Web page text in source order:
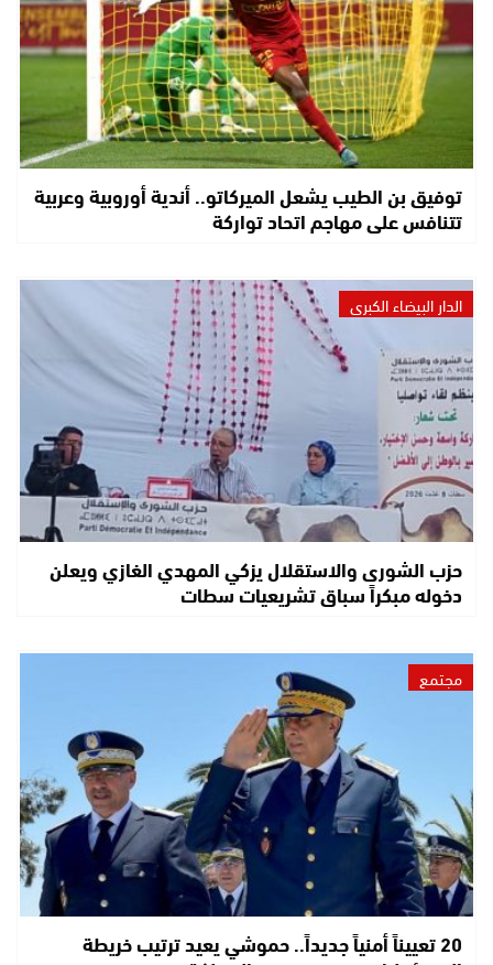
توفيق بن الطيب يشعل الميركاتو.. أندية أوروبية وعربية
تتنافس على مهاجم اتحاد تواركة
الدار البيضاء الكبرى
حزب الشورى والاستقلال يزكي المهدي الغازي ويعلن
دخوله مبكراً سباق تشريعيات سطات
مجتمع
20 تعييناً أمنياً جديداً.. حموشي يعيد ترتيب خريطة